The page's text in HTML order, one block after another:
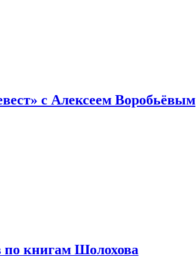
с Алексеем Воробьёвым
книгам Шолохова